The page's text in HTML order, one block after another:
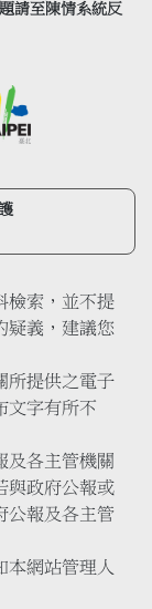
請至陳情系統反
檢索，並不提
疑義，建議您
所提供之電子
文字有所不
及各主管機關
與政府公報或
公報及各主管
本網站管理人